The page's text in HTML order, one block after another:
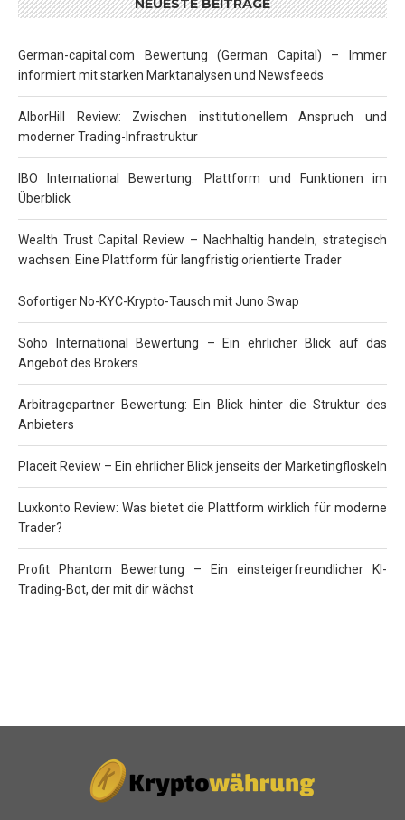
NEUESTE BEITRÄGE
German-capital.com Bewertung (German Capital) – Immer
informiert mit starken Marktanalysen und Newsfeeds
AlborHill Review: Zwischen institutionellem Anspruch und
moderner Trading-Infrastruktur
IBO International Bewertung: Plattform und Funktionen im
Überblick
Wealth Trust Capital Review – Nachhaltig handeln, strategisch
wachsen: Eine Plattform für langfristig orientierte Trader
Sofortiger No-KYC-Krypto-Tausch mit Juno Swap
Soho International Bewertung – Ein ehrlicher Blick auf das
Angebot des Brokers
Arbitragepartner Bewertung: Ein Blick hinter die Struktur des
Anbieters
Placeit Review – Ein ehrlicher Blick jenseits der Marketingfloskeln
Luxkonto Review: Was bietet die Plattform wirklich für moderne
Trader?
Profit Phantom Bewertung – Ein einsteigerfreundlicher KI-
Trading-Bot, der mit dir wächst